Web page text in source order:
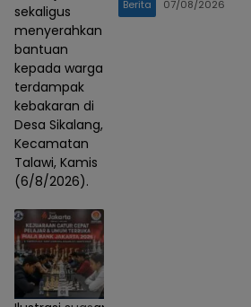
sekaligus
menyerahkan
bantuan
kepada warga
terdampak
kebakaran di
Desa Sikalang,
Kecamatan
Talawi, Kamis
(6/8/2026).
Berita 07/08/2026